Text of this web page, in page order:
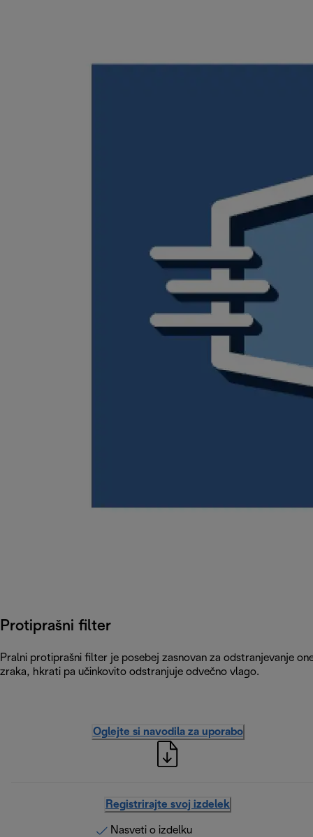
Protiprašni filter
Pralni protiprašni filter je posebej zasnovan za odstranjevanje
zraka, hkrati pa učinkovito odstranjuje odvečno vlago.
Oglejte si navodila za uporabo
Registrirajte svoj izdelek
Nasveti o izdelku